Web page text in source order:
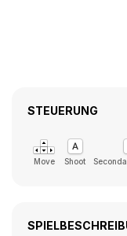
STEUERUNG
Move Shoot